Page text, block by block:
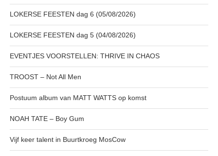
LOKERSE FEESTEN dag 6 (05/08/2026)
LOKERSE FEESTEN dag 5 (04/08/2026)
EVENTJES VOORSTELLEN: THRIVE IN CHAOS
TROOST – Not All Men
Postuum album van MATT WATTS op komst
NOAH TATE – Boy Gum
Vijf keer talent in Buurtkroeg MosCow